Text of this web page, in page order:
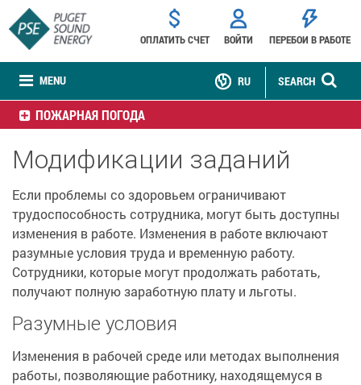
MENU
ОПЛАТИТЬ СЧЕТ ВОЙТИ ПЕРЕБОИ В РАБОТЕ
SEARCH
RU
ПОЖАРНАЯ ПОГОДА
Модификации заданий
Если проблемы со здоровьем ограничивают
трудоспособность сотрудника, могут быть доступны
изменения в работе. Изменения в работе включают
разумные условия труда и временную работу.
Сотрудники, которые могут продолжать работать,
получают полную заработную плату и льготы.
Разумные условия
Изменения в рабочей среде или методах выполнения
работы, позволяющие работнику, находящемуся в